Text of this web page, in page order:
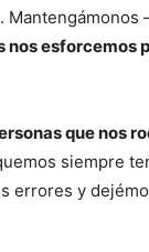
nos esforcemos
que nos
siempre
errores y